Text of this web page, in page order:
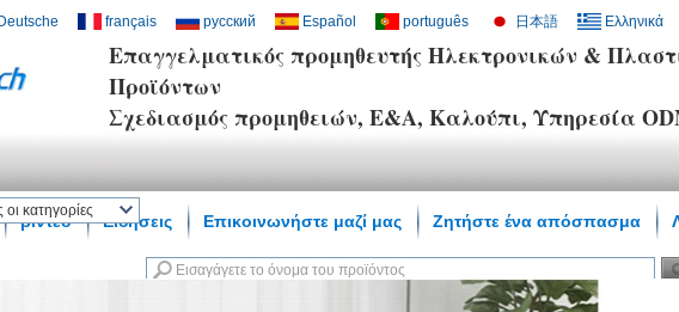
Επαγγελματικός προμηθευτής Ηλεκτρονικών &
Προϊόντων
Σχεδιασμός προμηθειών, Ε&Α, Καλούπι, Υπηρεσία
français русский Español português 日本語 Ελληνικά
βίντεο Ειδήσεις Επικοινωνήστε μαζί μας Ζητήστε ένα απόσπασμα
οι κατηγορίες
σπίτι SmartL